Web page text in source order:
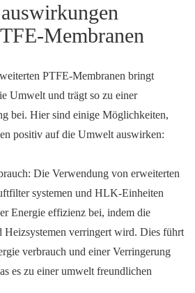
Membranen
PTFE-Membranen bringt
Umwelt und trägt so zu einer
bei. Hier sind einige Möglichkeiten,
positiv auf die Umwelt auswirken:
Die Verwendung von erweiterten
systemen und HLK-Einheiten
Energie effizienz bei, indem die
verringert wird. Dies führt
verbrauch und einer Verringerung
es zu einer umwelt freundlichen